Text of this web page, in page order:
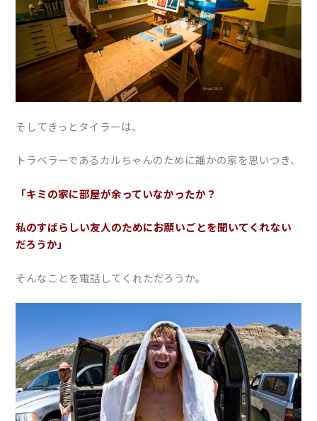
そしてきっとタイラーは、
トラベラーであるカルちゃんのために誰かの家を思いつき、
「キミの家に部屋が余っていなかったか？
私のすばらしい友人のためにお願いごとを聞いてくれない
だろうか」
そんなことを電話してくれただろうか。